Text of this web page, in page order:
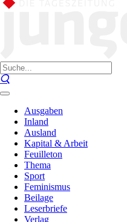
Ausgaben
Inland
Ausland
Kapital & Arbeit
Feuilleton
Thema
Sport
Feminismus
Beilage
Leserbriefe
Verlag